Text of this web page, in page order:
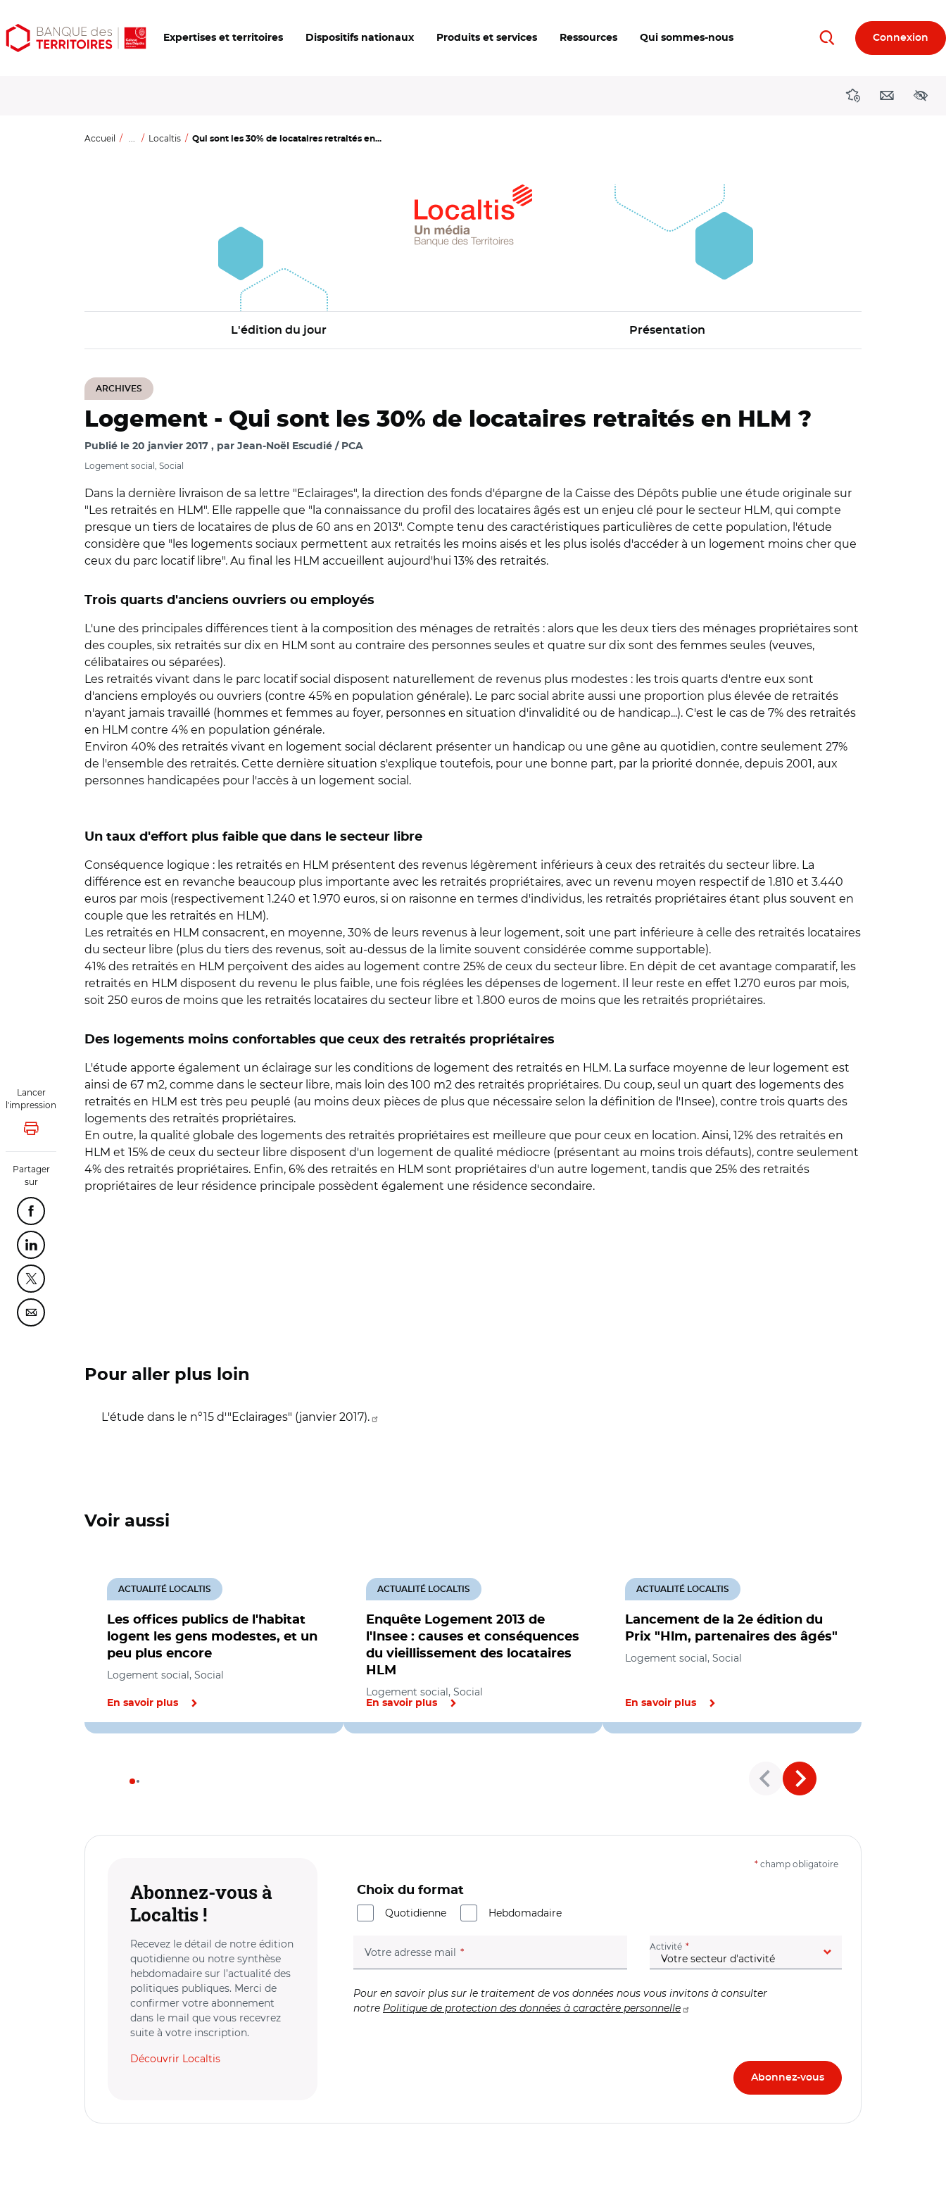
Aller
au
Aller
au
Ouvrir
les
Expertises et territoires Dispositifs nationaux Produits et services Ressources Qui sommes-nous RechercherConnexion
DirectionsContact
Accueil ... Localtis Qui sont les 30% de locataires retraités en...
L'édition du jour Présentation
ARCHIVES
Lancer
l'impression
Lancer l'impression
Partager
sur
Partager cette page sur Facebook
Partager cette page sur Linkedin
Partager cette page sur Twitter
Partager cette page sur Courriel
Logement - Qui sont les 30% de locataires retraités en HLM ?
Publié le 20 janvier 2017 par Jean-Noël Escudié / PCA
Logement social, Social
Dans la dernière livraison de sa lettre "Eclairages", la direction des fonds d'épargne de la Caisse des Dépôts publie une étude originale sur
"Les retraités en HLM". Elle rappelle que "la connaissance du profil des locataires âgés est un enjeu clé pour le secteur HLM, qui compte
presque un tiers de locataires de plus de 60 ans en 2013". Compte tenu des caractéristiques particulières de cette population, l'étude
considère que "les logements sociaux permettent aux retraités les moins aisés et les plus isolés d'accéder à un logement moins cher que
ceux du parc locatif libre". Au final les HLM accueillent aujourd'hui 13% des retraités.
Trois quarts d'anciens ouvriers ou employés
L'une des principales différences tient à la composition des ménages de retraités : alors que les deux tiers des ménages propriétaires sont
des couples, six retraités sur dix en HLM sont au contraire des personnes seules et quatre sur dix sont des femmes seules (veuves,
célibataires ou séparées).
Les retraités vivant dans le parc locatif social disposent naturellement de revenus plus modestes : les trois quarts d'entre eux sont
d'anciens employés ou ouvriers (contre 45% en population générale). Le parc social abrite aussi une proportion plus élevée de retraités
n'ayant jamais travaillé (hommes et femmes au foyer, personnes en situation d'invalidité ou de handicap...). C'est le cas de 7% des retraités
en HLM contre 4% en population générale.
Environ 40% des retraités vivant en logement social déclarent présenter un handicap ou une gêne au quotidien, contre seulement 27%
de l'ensemble des retraités. Cette dernière situation s'explique toutefois, pour une bonne part, par la priorité donnée, depuis 2001, aux
personnes handicapées pour l'accès à un logement social.
Un taux d'effort plus faible que dans le secteur libre
Conséquence logique : les retraités en HLM présentent des revenus légèrement inférieurs à ceux des retraités du secteur libre. La
différence est en revanche beaucoup plus importante avec les retraités propriétaires, avec un revenu moyen respectif de 1.810 et 3.440
euros par mois (respectivement 1.240 et 1.970 euros, si on raisonne en termes d'individus, les retraités propriétaires étant plus souvent en
couple que les retraités en HLM).
Les retraités en HLM consacrent, en moyenne, 30% de leurs revenus à leur logement, soit une part inférieure à celle des retraités locataires
du secteur libre (plus du tiers des revenus, soit au-dessus de la limite souvent considérée comme supportable).
41% des retraités en HLM perçoivent des aides au logement contre 25% de ceux du secteur libre. En dépit de cet avantage comparatif, les
retraités en HLM disposent du revenu le plus faible, une fois réglées les dépenses de logement. Il leur reste en effet 1.270 euros par mois,
soit 250 euros de moins que les retraités locataires du secteur libre et 1.800 euros de moins que les retraités propriétaires.
Des logements moins confortables que ceux des retraités propriétaires
L'étude apporte également un éclairage sur les conditions de logement des retraités en HLM. La surface moyenne de leur logement est
ainsi de 67 m2, comme dans le secteur libre, mais loin des 100 m2 des retraités propriétaires. Du coup, seul un quart des logements des
retraités en HLM est très peu peuplé (au moins deux pièces de plus que nécessaire selon la définition de l'Insee), contre trois quarts des
logements des retraités propriétaires.
En outre, la qualité globale des logements des retraités propriétaires est meilleure que pour ceux en location. Ainsi, 12% des retraités en
HLM et 15% de ceux du secteur libre disposent d'un logement de qualité médiocre (présentant au moins trois défauts), contre seulement
4% des retraités propriétaires. Enfin, 6% des retraités en HLM sont propriétaires d'un autre logement, tandis que 25% des retraités
propriétaires de leur résidence principale possèdent également une résidence secondaire.
Pour aller plus loin
L'étude dans le n°15 d'"Eclairages" (janvier 2017).
Voir aussi
Les offices publics de l'habitat
logent les gens modestes, et un
peu plus encore
ACTUALITÉ LOCALTIS
Logement social, Social
En savoir plus
Enquête Logement 2013 de
l'Insee : causes et conséquences
du vieillissement des locataires
HLM
ACTUALITÉ LOCALTIS
Logement social, Social
En savoir plus
Lancement de la 2e édition du
Prix "Hlm, partenaires des âgés"
ACTUALITÉ LOCALTIS
Logement social, Social
En savoir plus
Abonnez-vous à
Localtis !
Recevez le détail de notre édition
quotidienne ou notre synthèse
hebdomadaire sur l’actualité des
politiques publiques. Merci de
confirmer votre abonnement
dans le mail que vous recevrez
suite à votre inscription.
Découvrir Localtis
* champ obligatoire
Choix du format
Quotidienne
Hebdomadaire
Votre adresse mail (champ obligatoire) Activité (champ obligatoire)
Pour en savoir plus sur le traitement de vos données nous vous invitons à consulter
notre Politique de protection des données à caractère personnelle